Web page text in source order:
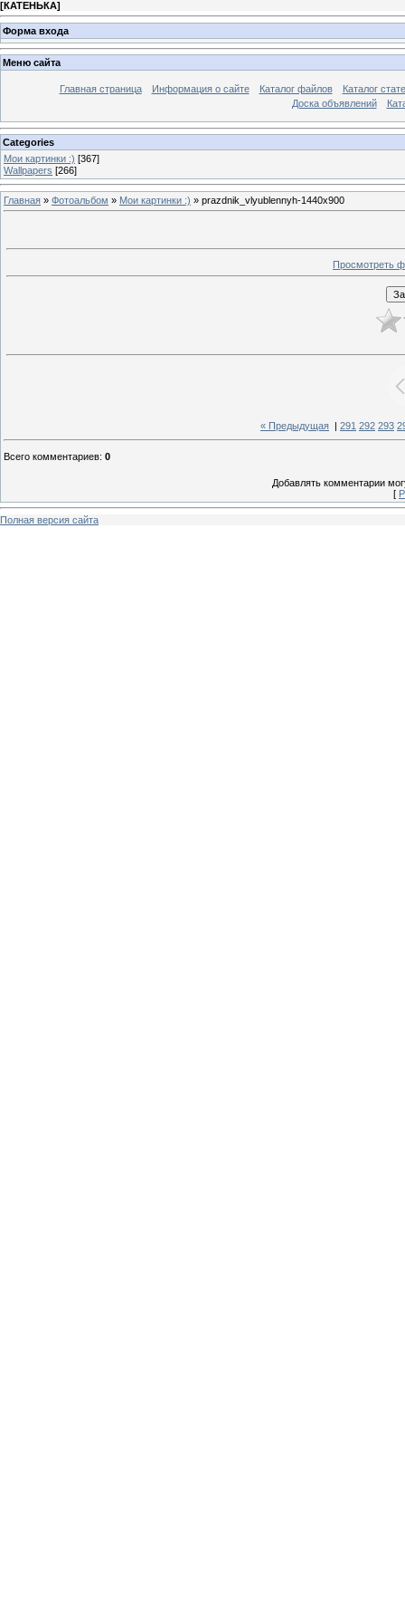
[КАТЕНЬКА]
Форма входа
Меню сайта
Главная страница Информация о сайте Каталог файлов
Каталог
Доска объявлений
Categories
Мои картинки :) [367]
Wallpapers [266]
Главная » Фотоальбом » Мои картинки :) » prazdnik_vlyublennyh-1440x900
Просмотреть
« Предыдущая 291 292 293
Всего комментариев: 0
Добавлять комментарии
[
Полная версия сайта